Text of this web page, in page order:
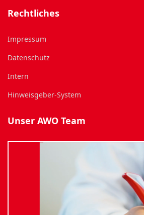
Rechtliches
Impressum
Datenschutz
Intern
Hinweisgeber-System
Unser AWO Team